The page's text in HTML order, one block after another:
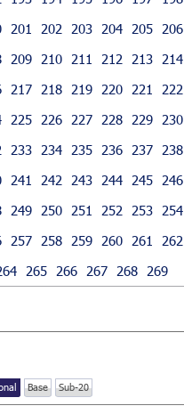
201 202 203 204 205
206
209 210 211 212 213
214
217 218 219 220 221
222
225 226 227 228 229
230
233 234 235 236 237
238
241 242 243 244 245
246
249 250 251 252 253
254
257 258 259 260 261
262
265 266 267 268 269
Base Sub-20